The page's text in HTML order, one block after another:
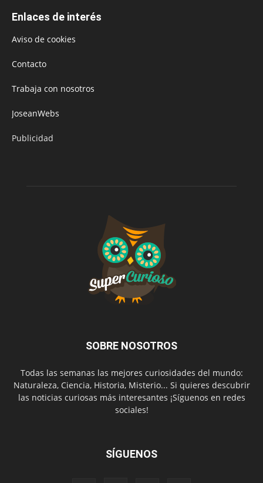
Enlaces de interés
Aviso de cookies
Contacto
Trabaja con nosotros
JoseanWebs
Publicidad
SOBRE NOSOTROS
Todas las semanas las mejores curiosidades del mundo:
Naturaleza, Ciencia, Historia, Misterio... Si quieres descubrir
las noticias curiosas más interesantes ¡Síguenos en redes
sociales!
SÍGUENOS